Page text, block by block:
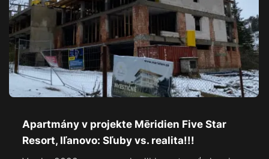
Apartmány v projekte Mēridien Five Star
Resort, Iľanovo: Sľuby vs. realita!!!